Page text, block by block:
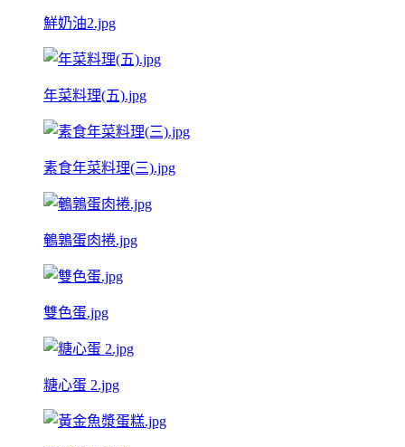
鮮奶油2.jpg
年菜料理(五).jpg
素食年菜料理(三).jpg
鵪鶉蛋肉捲.jpg
雙色蛋.jpg
糖心蛋 2.jpg